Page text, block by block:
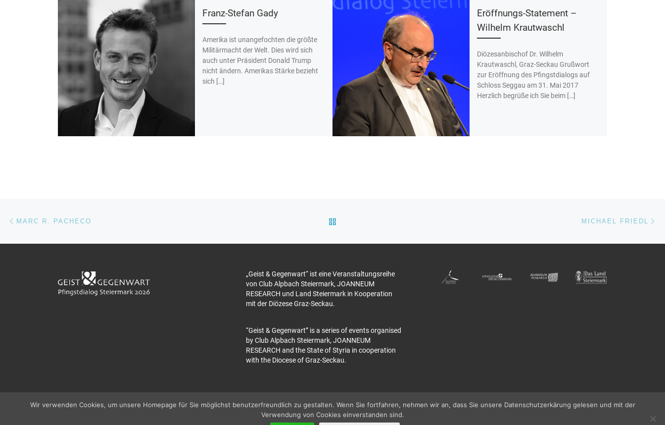
Franz-Stefan Gady
Amerika ist unangefochten die größte
Militärmacht der Welt. Dies wird sich
auch unter Präsident Donald Trump
nicht ändern. Amerikas Stärke bezieht
sich […]
Eröffnungs-Statement –
Wilhelm Krautwaschl
Diözesanbischof Dr. Wilhelm
Krautwaschl, Graz-Seckau Grußwort
zur Eröffnung des Pfingstdialogs auf
Schloss Seggau am 31. Mai 2017
Herzlich begrüße ich Sie beim […]
Beitragsnavigation
MARC R. PACHECO MICHAEL FRIEDL
„Geist & Gegenwart“ ist eine Veranstaltungsreihe
von Club Alpbach Steiermark, JOANNEUM
RESEARCH und Land Steiermark in Kooperation
mit der Diözese Graz-Seckau.
“Geist & Gegenwart” is a series of events organised
by Club Alpbach Steiermark, JOANNEUM
RESEARCH and the State of Styria in cooperation
with the Diocese of Graz-Seckau.
Alle Rechte vorbehalten
Wir verwenden Cookies, um unsere Homepage für Sie möglichst benutzerfreundlich zu gestalten. Wenn Sie fortfahren, nehmen wir an, dass Sie unsere Datenschutzerkärung gelesen und mit der
Verwendung von Cookies einverstanden sind.